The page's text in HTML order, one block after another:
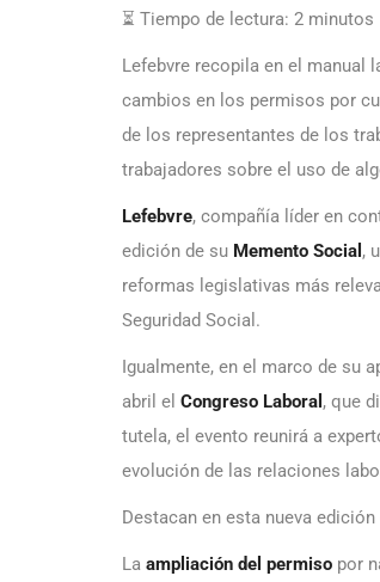
⏳ Tiempo de lectura: 2 minutos
Lefebvre recopila en el manual
cambios en los permisos por
de los representantes de los
trabajadores sobre el uso de
Lefebvre, compañía líder en
edición de su Memento Social ,
reformas legislativas más
Seguridad Social.
Igualmente, en el marco de su
abril el Congreso Laboral , que
tutela, el evento reunirá a
evolución de las relaciones
Destacan en esta nueva edición
La ampliación del permiso por